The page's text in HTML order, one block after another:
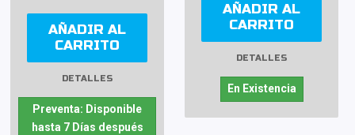
AÑADIR AL
CARRITO
DETALLES
Preventa: Disponible
hasta 7 Días después
AÑADIR AL
CARRITO
DETALLES
En Existencia